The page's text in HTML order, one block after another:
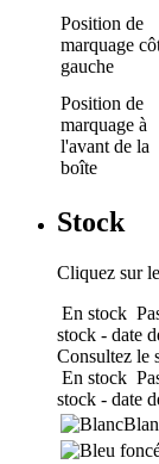
Position de
marquage
gauche
Position de
marquage à
l'avant de la
boîte
Stock
Cliquez sur
En stock
stock - date
Consultez le
En stock
stock - date